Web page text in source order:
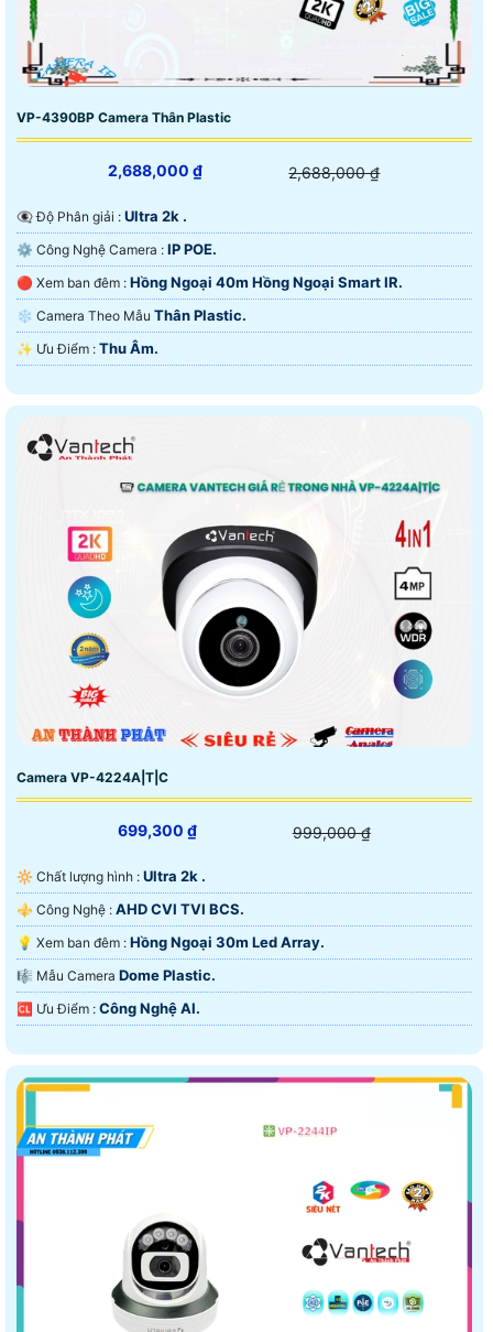
VP-4390BP Camera Thân Plastic
2,688,000 ₫ 2,688,000 ₫
👁️‍🗨 Độ Phân giải : Ultra 2k .
⚙ Công Nghệ Camera : IP POE.
🔴 Xem ban đêm : Hồng Ngoại 40m Hồng Ngoại Smart IR.
❄ Camera Theo Mẫu Thân Plastic.
️✨ Ưu Điểm : Thu Âm.
Camera VP-4224A|T|C
699,300 ₫ 999,000 ₫
🔆 Chất lượng hình : Ultra 2k .
⚜️ Công Nghệ : AHD CVI TVI BCS.
💡 Xem ban đêm : Hồng Ngoại 30m Led Array.
🎼️ Mẫu Camera Dome Plastic.
️🆑 Ưu Điểm : Công Nghệ AI.